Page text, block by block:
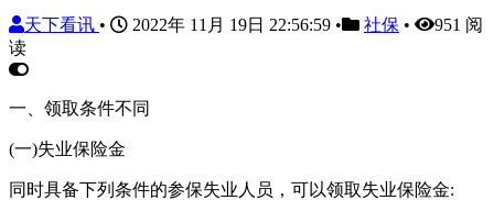
天下看讯 • 2022年 11月 19日 22:56:59 • 社保 •
951 阅
读
一、领取条件不同
(一)失业保险金
同时具备下列条件的参保失业人员，可以领取失业保险金: